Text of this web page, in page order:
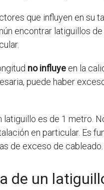
que influyen en su
encontrar latiguillos
no influye en la
puede haber
latiguillo es de 1 metro.
en particular. Es
de exceso de cableado.
de un